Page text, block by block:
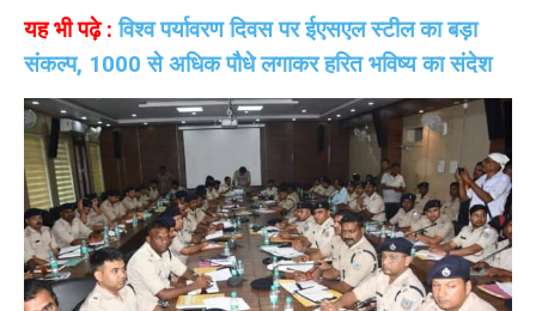
यह भी पढ़े :विश्व पर्यावरण दिवस पर ईएसएल स्टील का बड़ा
संकल्प, 1000 से अधिक पौधे लगाकर हरित भविष्य का संदेश